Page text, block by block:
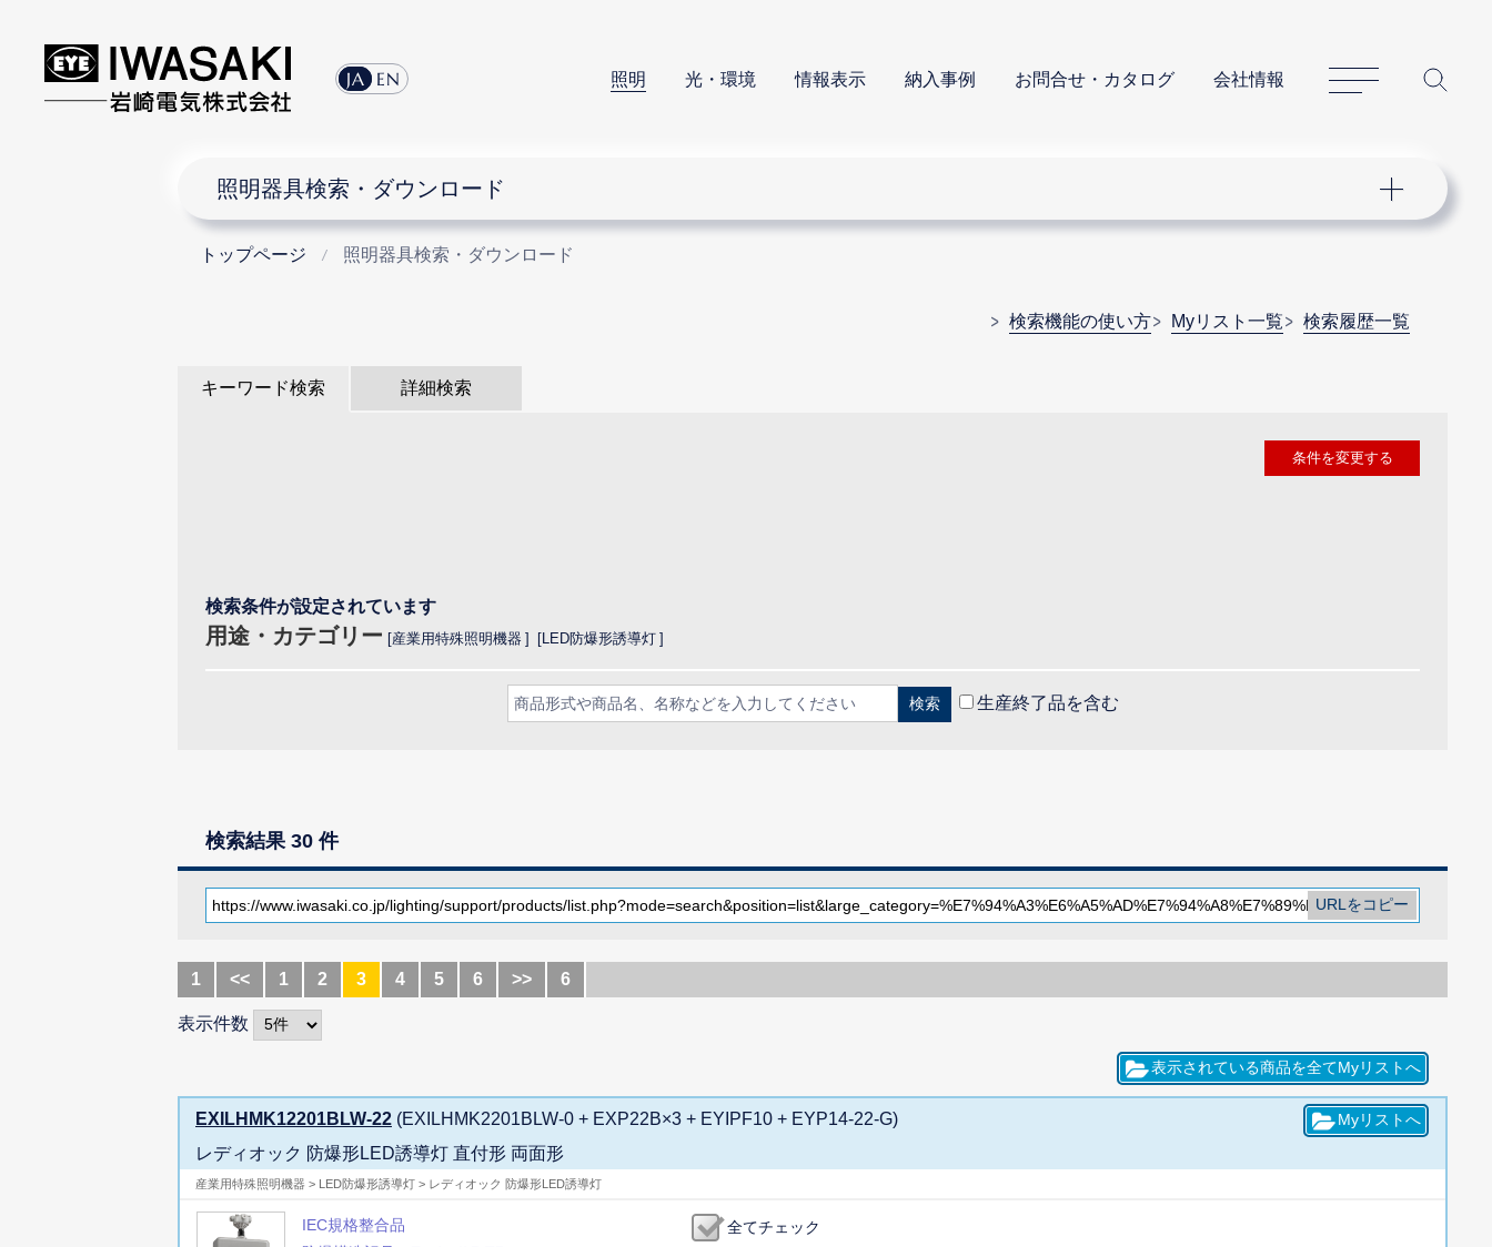
JA EN 照明 光・環境 情報表示 納入事例 お問合せ・カタログ 会社情報
サイトマップ
照明器具検索・ダウンロード
トップページ 照明器具検索・ダウンロード
検索機能の使い方 Myリスト一覧 検索履歴一覧
キーワード検索 詳細検索
条件を変更する
検索条件が設定されています
用途・カテゴリー 産業用特殊照明機器 LED防爆形誘導灯
生産終了品を含む
検索結果 30 件
1 << 1 2 3 4 5 6 >> 6
表示件数
EXILHMK12201BLW-22 (EXILHMK2201BLW-0 + EXP22B×3 + EYIPF10 + EYP14-22-G)
レディオック 防爆形LED誘導灯 直付形 両面形
産業用特殊照明機器 > LED防爆形誘導灯 > レディオック 防爆形LED誘導灯
IEC規格整合品
全てチェック